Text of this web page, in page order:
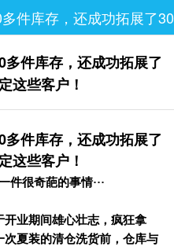
件库存，还成功拓展了
件库存，还成功拓展了
这些客户！
件库存，还成功拓展了
这些客户！
件很奇葩的事情···
开业期间雄心壮志，疯狂拿
夏装的清仓洗货前，仓库与